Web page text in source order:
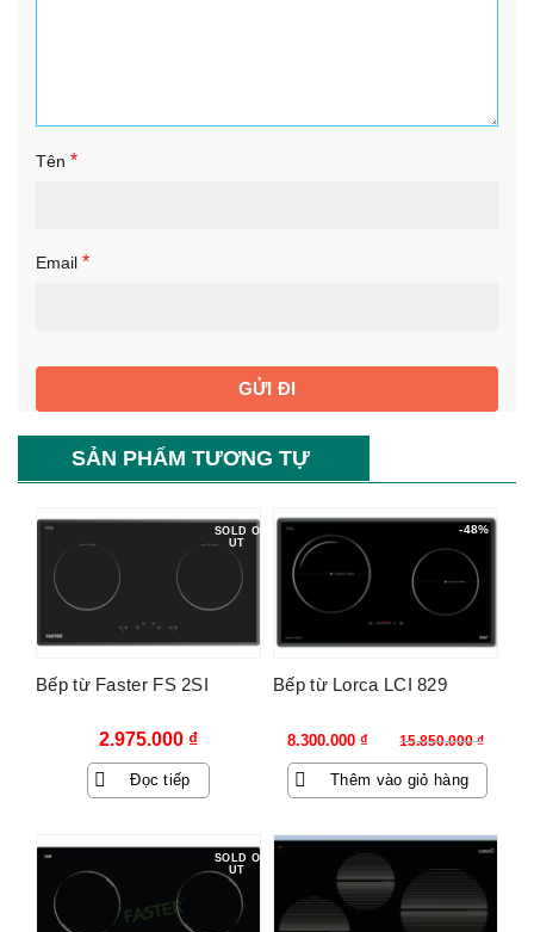
Tên *
Email *
SẢN PHẨM TƯƠNG TỰ
SOLD O
UT
Bếp từ Faster FS 2SI
2.975.000 ₫
Đọc tiếp
-48%
Bếp từ Lorca LCI 829
15.850.000₫
Giá
gốc
là:
8.300.000 ₫
Giá
hiện
tại
Thêm vào giỏ hàng
SOLD O
UT